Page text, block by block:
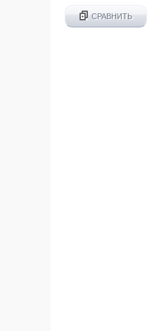
СРАВНИТЬ